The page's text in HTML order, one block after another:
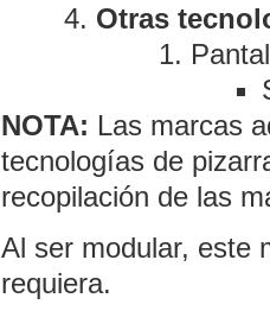
Otras
NOTA: Las marcas
tecnologías de
recopilación de las
Al ser modular, este
requiera.